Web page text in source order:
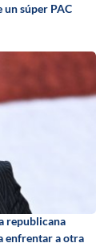
un súper PAC
republicana
enfrentar a otra